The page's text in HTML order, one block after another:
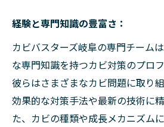
経験と専門知識の豊富さ：
カビバスターズ岐阜の専門チーム
な専門知識を持つカビ対策のプロ
彼らはさまざまなカビ問題に取り
効果的な対策手法や最新の技術に
た、カビの種類や成長メカニズム